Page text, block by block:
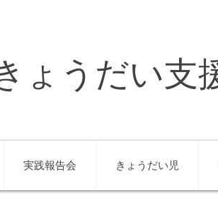
ょうだい支
実践報告会 きょうだい児